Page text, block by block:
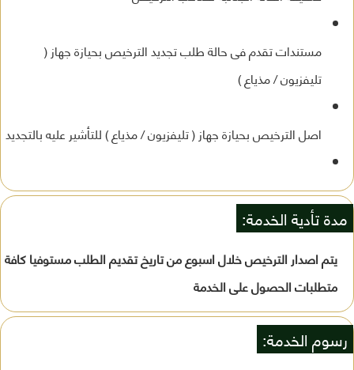
مستندات تقدم فى حالة طلب تجديد الترخيص بحيازة جهاز (
تليفزيون / مذياع )
اصل الترخيص بحيازة جهاز ( تليفزيون / مذياع ) للتأشير عليه بالتجديد
مدة تأدية الخدمة:
يتم اصدار الترخيص خلال اسبوع من تاريخ تقديم الطلب مستوفيا كافة
متطلبات الحصول على الخدمة
رسوم الخدمة: